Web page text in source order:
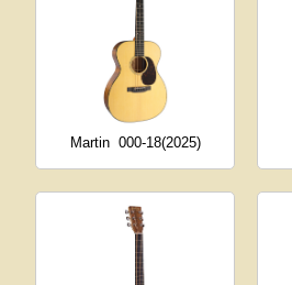
Martin 000-18(2025)